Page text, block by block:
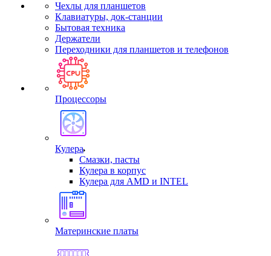
Чехлы для планшетов
Клавиатуры, док-станции
Бытовая техника
Держатели
Переходники для планшетов и телефонов
Процессоры
Кулера
Смазки, пасты
Кулера в корпус
Кулера для AMD и INTEL
Материнские платы